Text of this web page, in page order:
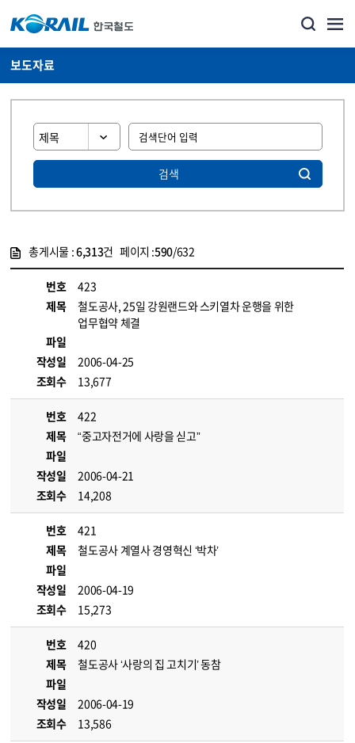
보도자료
검색
총게시물 :6,313건 페이지 :590/632
번호
423
제목
철도공사, 25일 강원랜드와 스키열차 운행을 위한
업무협약 체결
파일
작성일
2006-04-25
조회수
13,677
번호
422
제목
“중고자전거에 사랑을 싣고”
파일
작성일
2006-04-21
조회수
14,208
번호
421
제목
철도공사 계열사 경영혁신 ‘박차’
파일
작성일
2006-04-19
조회수
15,273
번호
420
제목
철도공사 ‘사랑의 집 고치기’ 동참
파일
작성일
2006-04-19
조회수
13,586